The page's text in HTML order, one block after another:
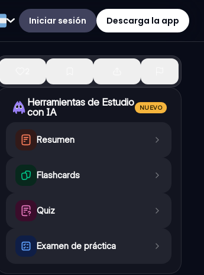
Iniciar sesión Descarga la app
Herramientas de Estudio
con IA
NUEVO
Resumen
Flashcards
Quiz
Examen de práctica